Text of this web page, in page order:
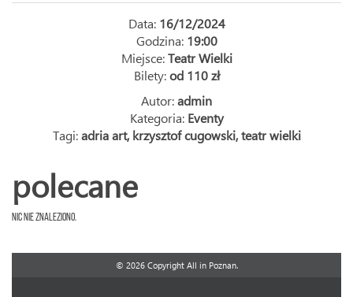
Data: 16/12/2024
Godzina: 19:00
Miejsce:Teatr Wielki
Bilety:od 110 zł
Autor:admin
Kategoria: Eventy
Tagi:adria art, krzysztof cugowski,teatr wielki
polecane
Nic nie znaleziono.
© 2026 Copyright All in Poznan.